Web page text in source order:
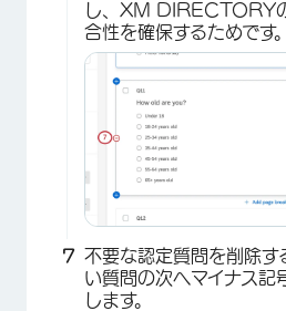
し、XM DIRECTORY
合性を確保するためです。
不要な認定質問を削除す
い質問の次へマイナス記
します。